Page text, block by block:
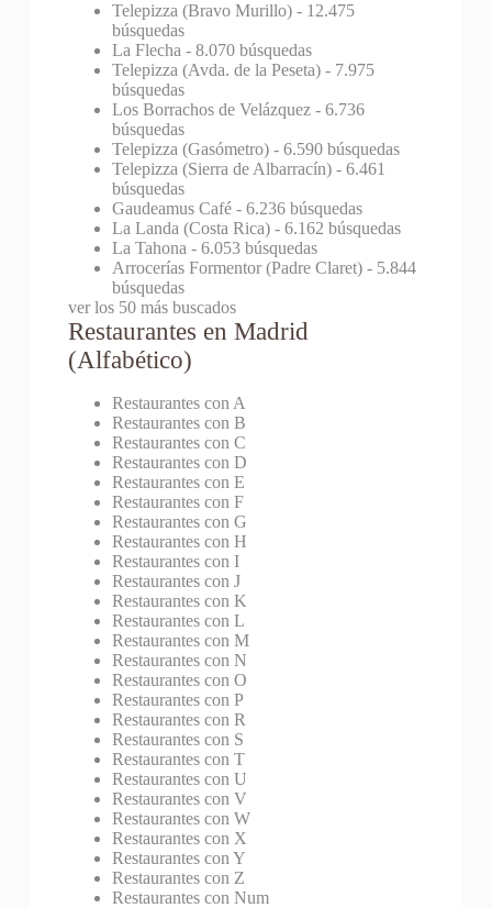
Telepizza (Bravo Murillo)- 12.475
búsquedas
La Flecha - 8.070 búsquedas
Telepizza (Avda. de la Peseta)- 7.975
búsquedas
Los Borrachos de Velázquez- 6.736
búsquedas
Telepizza (Gasómetro)- 6.590 búsquedas
Telepizza (Sierra de Albarracín)- 6.461
búsquedas
Gaudeamus Café- 6.236 búsquedas
La Landa (Costa Rica)- 6.162 búsquedas
La Tahona - 6.053 búsquedas
Arrocerías Formentor (Padre Claret)- 5.844
búsquedas
ver los 50 más buscados
Restaurantes en Madrid
(Alfabético)
Restaurantes con A
Restaurantes con B
Restaurantes con C
Restaurantes con D
Restaurantes con E
Restaurantes con F
Restaurantes con G
Restaurantes con H
Restaurantes con I
Restaurantes con J
Restaurantes con K
Restaurantes con L
Restaurantes con M
Restaurantes con N
Restaurantes con O
Restaurantes con P
Restaurantes con R
Restaurantes con S
Restaurantes con T
Restaurantes con U
Restaurantes con V
Restaurantes con W
Restaurantes con X
Restaurantes con Y
Restaurantes con Z
Restaurantes con Num